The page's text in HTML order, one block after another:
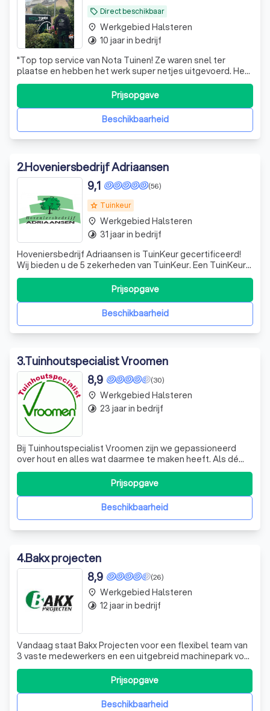
local_offer Direct beschikbaar
"Top top service van Nota Tuinen! Ze waren snel ter
plaatse en hebben het werk super netjes uitgevoerd. Het
team bestond uit beleefde en nette mannen die duidelijk
weten wat ze doen. Zeker een aanrader!!!
Beschikbaarheid
Prijsopgave
place Werkgebied Halsteren
timelapse 10 jaar in bedrijf
2.Hoveniersbedrijf Adriaansen
grade Tuinkeur
(56)
9,1
Hoveniersbedrijf Adriaansen is TuinKeur gecertificeerd!
Wij bieden u de 5 zekerheden van TuinKeur. Een TuinKeur-
hovenier garandeert kwaliteit. Met een TuinKeur-hovenier
bent u er van verzekert dat u een hovenier kiest die zijn
werk professioneel en efficiënt uitvoert. Meer informatie...
Beschikbaarheid
Prijsopgave
place Werkgebied Halsteren
timelapse 31 jaar in bedrijf
3.Tuinhoutspecialist Vroomen
(30)
8,9
Bij Tuinhoutspecialist Vroomen zijn we gepassioneerd
over hout en alles wat daarmee te maken heeft. Als dé
specialist in houten producten voor uw tuin, bieden we
een breed scala aan diensten en producten, van
buitenverblijven en schuttingen tot op maat gemaakte
houten overkappingen. Onze toewijding
Beschikbaarheid
Prijsopgave
place Werkgebied Halsteren
timelapse 23 jaar in bedrijf
4.Bakx projecten
(26)
8,9
Vandaag staat Bakx Projecten voor een flexibel team van
3 vaste medewerkers en een uitgebreid machinepark voor
kleine tot middelgrote grondwerken. Naast projecten die
we volledig in eigen beheer uitvoeren, werken we veel
samen met enkele groen- en grondspecialisten uit de
regio. Na jaren werkervarBeschikbaarheid
Prijsopgave
place Werkgebied Halsteren
timelapse 12 jaar in bedrijf